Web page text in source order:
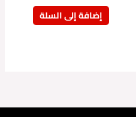
إضافة إلى السلة